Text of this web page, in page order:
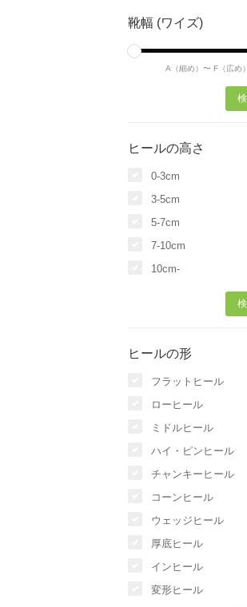
靴幅 (ワイズ)
A（細め）〜 F（広め）
ヒールの高さ
0-3cm
3-5cm
5-7cm
7-10cm
10cm-
ヒールの形
フラットヒール
ローヒール
ミドルヒール
ハイ・ピンヒール
チャンキーヒール
コーンヒール
ウェッジヒール
厚底ヒール
インヒール
変形ヒール